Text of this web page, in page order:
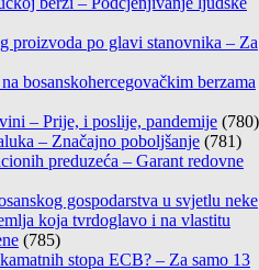
proizvoda po glavi stanovnika – Za
bosanskohercegovačkim berzama
– Prije, i poslije, pandemije (780)
– Značajno poboljšanje (781)
preduzeća – Garant redovne
gospodarstva u svjetlu neke
koja tvrdoglavo i na vlastitu
(785)
stopa ECB? – Za samo 13